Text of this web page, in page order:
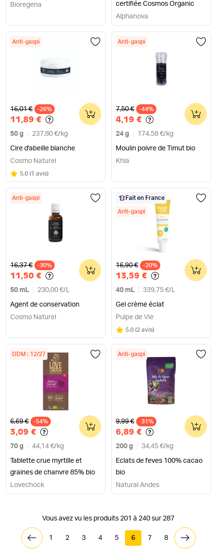
Bioregena
certifiée Cosmos Organic
Alphanova
Anti-gaspi
Ancien prix
16,01 € -26%
11,89 €
50 g 237,80 €/ kg
Cire d'abeille blanche
0
Cosmo Naturel
Note
5.0 sur 5
(1 avis)
Anti-gaspi
Ancien prix
7,50 € -44%
4,19 €
24 g 174,58 €/ kg
Moulin poivre de Timut bio
0
Khla
Anti-gaspi
Ancien prix
16,37 € -30%
11,50 €
50 mL 230,00 €/ L
Agent de conservation
0
Cosmo Naturel
Fait en France
Anti-gaspi
Ancien prix
16,90 € -20%
13,59 €
40 mL 339,75 €/ L
Gel crème éclat
0
Pulpe de Vie
Note
5.0 sur 5
(2 avis)
DDM : 12/27
Ancien prix
6,69 € -54%
3,09 €
70 g 44,14 €/ kg
Tablette crue myrtille et
graines de chanvre 85% bio
0
Lovechock
Anti-gaspi
Ancien prix
9,99 € -31%
6,89 €
200 g 34,45 €/ kg
Eclats de feves 100% cacao
bio
0
Natural Andes
Vous avez vu les produits 201 à 240 sur 287
1 2 3 4 5 6 7 8